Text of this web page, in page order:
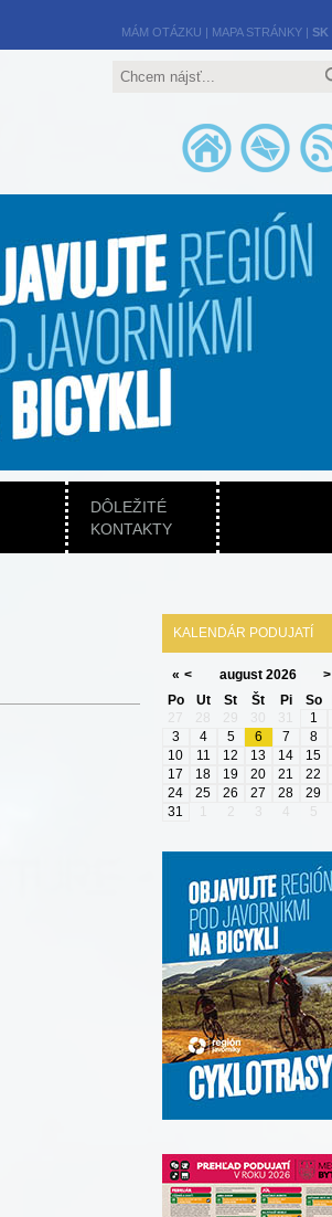
MÁM OTÁZKU | MAPA STRÁNKY| SK
DÔLEŽITÉ
KONTAKTY
KALENDÁR PODUJATÍ
« < august 2026 >
Po
Ut St Št Pi So
27
28 29 30 31 1
3
4 5 6 7 8
10
11 12 13 14 15
17
18 19 20 21 22
24
25 26 27 28 29
31
2 3 5